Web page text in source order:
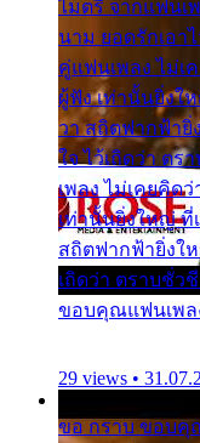
ไมตรี จากแฟน
นาม ยอดรักเอา
คู่แฟนเพลง ไม่เ
ผู้ฟัง เท่านั้นยิ่งใ
วา สถิตฟากฟ้ายิ่
ใจ ไว้เถิดว่า ต
เพลง ไม่เคยคิด
เท่านั้นยิ่งใหญ่ ที่
สถิตฟากฟ้ายิ่งใ
เถิดว่า ตราบชั่ว
ขอบคุณแฟนเพลง
29 views •
ขอ กราบ ขอบคุ